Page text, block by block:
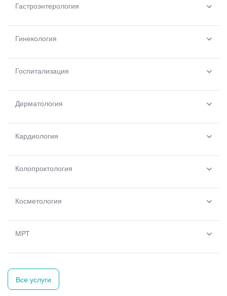
Гастроэнтерология
Гинекология
Госпитализация
Дерматология
Кардиология
Колопроктология
Косметология
МРТ
Все услуги